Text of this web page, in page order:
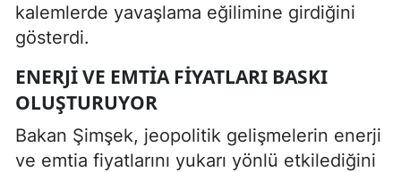
kalemlerde yavaşlama eğilimine girdiğini
gösterdi.
ENERJI VE EMTIA FIYATLARI BASKI
OLUŞTURUYOR
Bakan Şimşek, jeopolitik gelişmelerin enerji
ve emtia fiyatlarını yukarı yönlü etkilediğini